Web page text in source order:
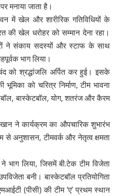
मनाया जाता है।
में खेल और शारीरिक गतिविधियों के
की खेल धरोहर को सम्मान देना रहा।
ने संकाय सदस्यों और स्टाफ के साथ
भाग लिया।
को श्रद्धांजलि अर्पित कर हुई। इसके
को चरित्र निर्माण, टीम भावना
बास्केटबॉल, योग, शतरंज और कैरम
ने कार्यक्रम का औपचारिक शुभारंभ
से अनुशासन, टीमवर्क और नेतृत्व क्षमता
ने भाग लिया, जिसमें बी.टेक टीम विजेता
बनी। बास्केटबॉल प्रतियोगिता
(पीसी) की टीम ‘ए’ प्रथम स्थान